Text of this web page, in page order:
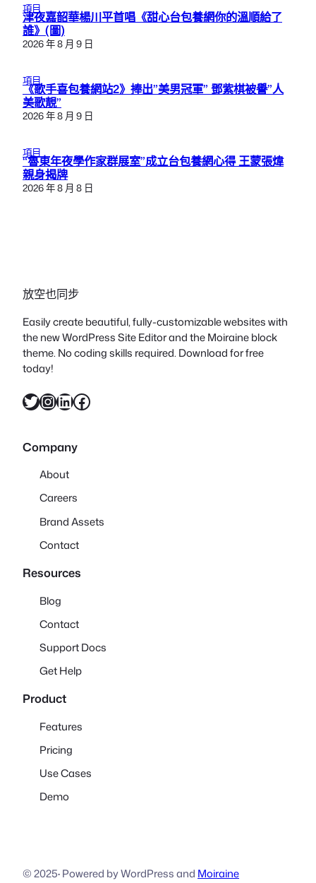
項目
津夜嘉韶華楊川平首唱《甜心台包養網你的溫順給了
誰》(圖)
2026 年 8 月 9 日
項目
《歌手喜包養網站2》捧出”美男冠軍” 鄧紫棋被譽”人
美歌靚”
2026 年 8 月 9 日
項目
“魯東年夜學作家群展室”成立台包養網心得 王蒙張煒
親身揭牌
2026 年 8 月 8 日
放空也同步
Easily create beautiful, fully-customizable websites with
the new WordPress Site Editor and the Moiraine block
theme. No coding skills required. Download for free
today!
X InstagramLinkedIn Facebook
Company
About
Careers
Brand Assets
Contact
Resources
Blog
Contact
Support Docs
Get Help
Product
Features
Pricing
Use Cases
Demo
© 2025·Powered by WordPress and Moiraine